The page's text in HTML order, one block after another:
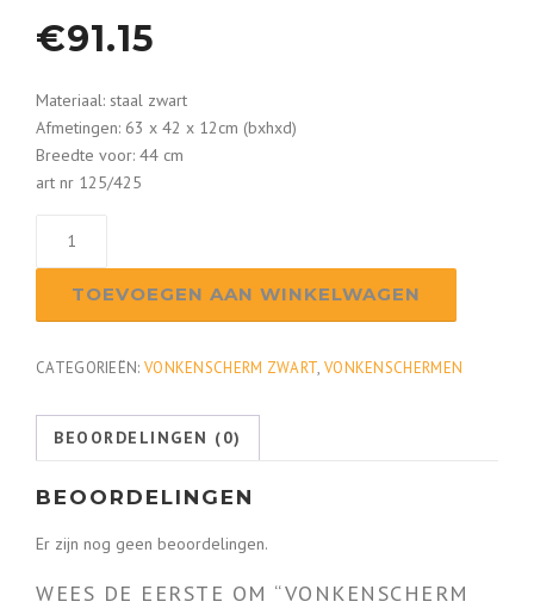
€91.15
Materiaal: staal zwart
Afmetingen: 63 x 42 x 12cm (bxhxd)
Breedte voor: 44 cm
art nr 125/425
zwart
x
x
TOEVOEGEN AAN WINKELWAGEN
CATEGORIEËN: VONKENSCHERM ZWART, VONKENSCHERMEN
BEOORDELINGEN (0)
BEOORDELINGEN
Er zijn nog geen beoordelingen.
WEES DE EERSTE OM “VONKENSCHERM